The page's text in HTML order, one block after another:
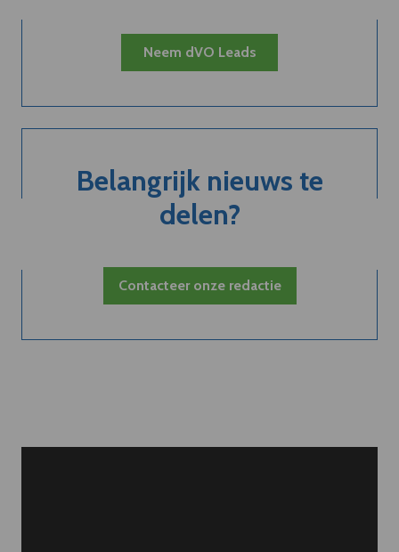
Neem dVO Leads
Belangrijk nieuws te
delen?
Contacteer onze redactie